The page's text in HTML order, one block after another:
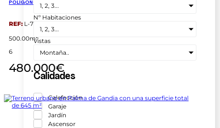
1, 2, 3...
Nº Habitaciones
1, 2, 3...
Vistas
Montaña..
Calidades
Calefacción
Garaje
Jardín
Ascensor
POLÍGONO DE PALMA DE GANDÍA
REF: L-7318
500.00m2
6
480.000€